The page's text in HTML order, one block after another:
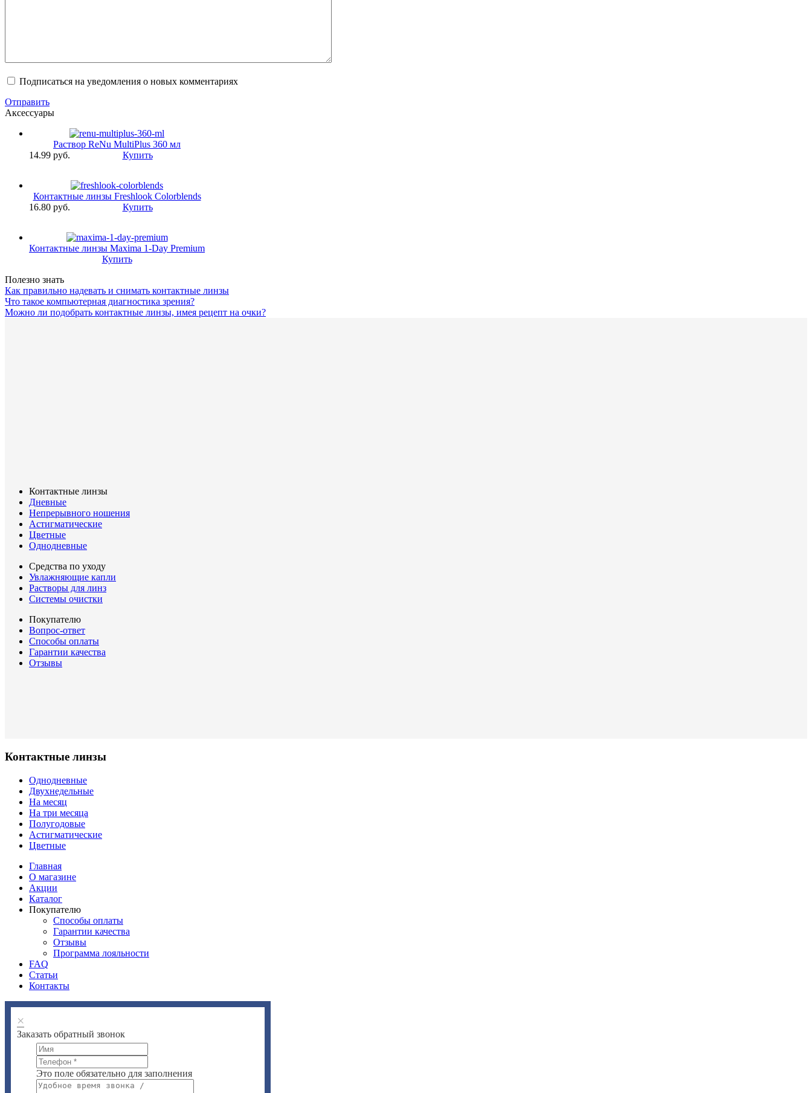
Подписаться на уведомления о новых комментариях
Отправить
Аксессуары
Раствор ReNu MultiPlus 360 мл
14.99 pуб.
Купить
Контактные линзы Freshlook Colorblends
16.80 pуб.
Купить
Контактные линзы Maxima 1-Day Premium
Купить
Полезно знать
Как правильно надевать и снимать контактные линзы
Что такое компьютерная диагностика зрения?
Можно ли подобрать контактные линзы, имея рецепт на очки?
Контактные линзы
Дневные
Непрерывного ношения
Астигматические
Цветные
Однодневные
Средства по уходу
Увлажняющие капли
Растворы для линз
Системы очистки
Покупателю
Вопрос-ответ
Способы оплаты
Гарантии качества
Отзывы
Контактные линзы
Однодневные
Двухнедельные
На месяц
На три месяца
Полугодовые
Астигматические
Цветные
Главная
О магазине
Акции
Каталог
Покупателю
Способы оплаты
Гарантии качества
Отзывы
Программа лояльности
FAQ
Статьи
Контакты
×
Заказать обратный звонок
Это поле обязательно для заполнения